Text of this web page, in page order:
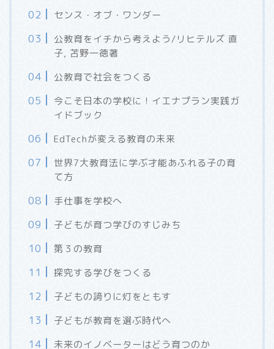
センス・オブ・ワンダー
公教育をイチから考えよう/リヒテルズ 直
子, 苫野一徳著
公教育で社会をつくる
今こそ日本の学校に！イエナプラン実践ガ
イドブック
EdTechが変える教育の未来
世界7大教育法に学ぶ才能あふれる子の育
て方
手仕事を学校へ
子どもが育つ学びのすじみち
第３の教育
探究する学びをつくる
子どもの誇りに灯をともす
子どもが教育を選ぶ時代へ
未来のイノベーターはどう育つのか